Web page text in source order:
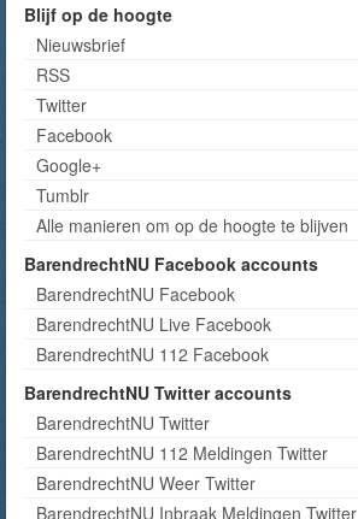
Blijf op de hoogte
Nieuwsbrief
RSS
Twitter
Facebook
Google+
Tumblr
Alle manieren om op de hoogte te blijven
BarendrechtNU Facebook accounts
BarendrechtNU Facebook
BarendrechtNU Live Facebook
BarendrechtNU 112 Facebook
BarendrechtNU Twitter accounts
BarendrechtNU Twitter
BarendrechtNU 112 Meldingen Twitter
BarendrechtNU Weer Twitter
BarendrechtNU Inbraak Meldingen Twitter